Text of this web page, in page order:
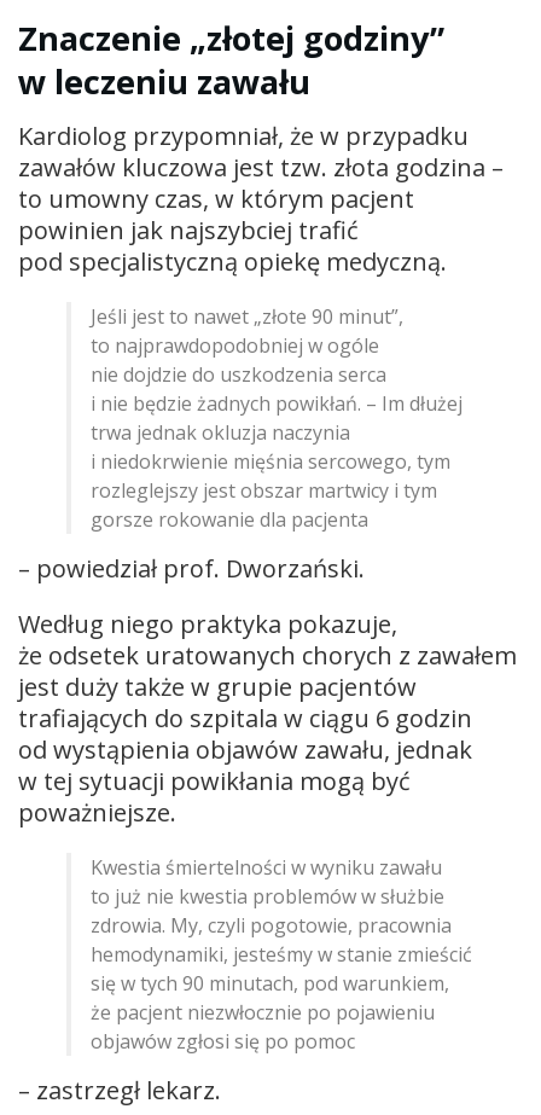
Znaczenie „złotej godziny”
w leczeniu zawału
Kardiolog przypomniał, że w przypadku
zawałów kluczowa jest tzw. złota godzina –
to umowny czas, w którym pacjent
powinien jak najszybciej trafić
pod specjalistyczną opiekę medyczną.
Jeśli jest to nawet „złote 90 minut”,
to najprawdopodobniej w ogóle
nie dojdzie do uszkodzenia serca
i nie będzie żadnych powikłań. – Im dłużej
trwa jednak okluzja naczynia
i niedokrwienie mięśnia sercowego, tym
rozleglejszy jest obszar martwicy i tym
gorsze rokowanie dla pacjenta
– powiedział prof. Dworzański.
Według niego praktyka pokazuje,
że odsetek uratowanych chorych z zawałem
jest duży także w grupie pacjentów
trafiających do szpitala w ciągu 6 godzin
od wystąpienia objawów zawału, jednak
w tej sytuacji powikłania mogą być
poważniejsze.
Kwestia śmiertelności w wyniku zawału
to już nie kwestia problemów w służbie
zdrowia. My, czyli pogotowie, pracownia
hemodynamiki, jesteśmy w stanie zmieścić
się w tych 90 minutach, pod warunkiem,
że pacjent niezwłocznie po pojawieniu
objawów zgłosi się po pomoc
– zastrzegł lekarz.